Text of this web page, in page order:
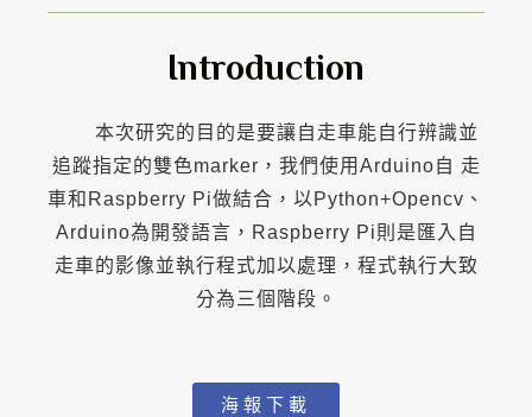
Introduction
本次研究的目的是要讓自走車能自行辨識並
追蹤指定的雙色marker，我們使用Arduino自 走
車和Raspberry Pi做結合，以Python+Opencv、
Arduino為開發語言，Raspberry Pi則是匯入自
走車的影像並執行程式加以處理，程式執行大致
分為三個階段。
海報下載